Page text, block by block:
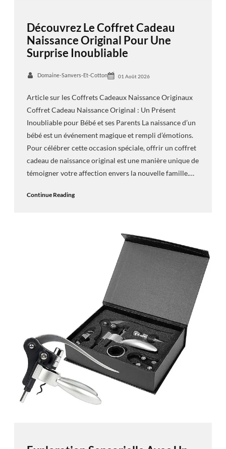
Découvrez Le Coffret Cadeau
Naissance Original Pour Une
Surprise Inoubliable
Domaine-Sanvers-Et-Cotton 01 Août 2026
Article sur les Coffrets Cadeaux Naissance Originaux
Coffret Cadeau Naissance Original : Un Présent
Inoubliable pour Bébé et ses Parents La naissance d’un
bébé est un événement magique et rempli d’émotions.
Pour célébrer cette occasion spéciale, offrir un coffret
cadeau de naissance original est une manière unique de
témoigner votre affection envers la nouvelle famille.…
Continue Reading